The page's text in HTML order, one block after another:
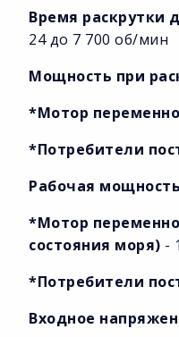
Время раскрутки
24 до 7 700 об/мин
Мощность при
*Мотор
*Потребители
Рабочая
*Мотор
состояния моря) -
*Потребители
Входное